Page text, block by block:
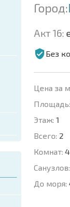
Город:
Акт 16:
Без
Цена за
Площадь:
Этаж: 1
Всего: 2
Комнат: 4
Санузлов:
До моря: